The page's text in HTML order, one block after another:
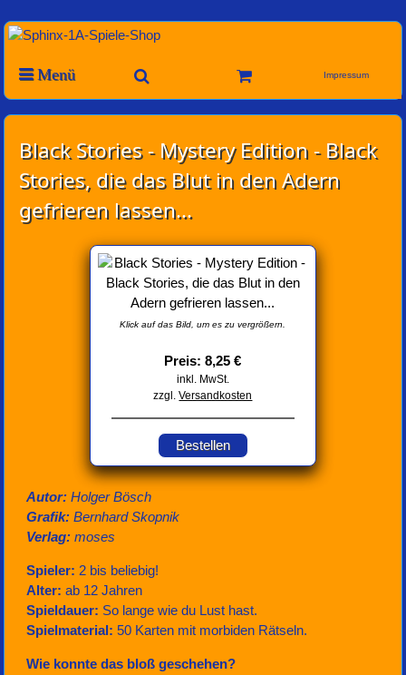
Menü Impressum
Black Stories - Mystery Edition - Black
Stories, die das Blut in den Adern
gefrieren lassen...
Klick auf das Bild, um es zu vergrößern.
Preis: 8,25 €
inkl. MwSt.
zzgl.Versandkosten
Bestellen
Autor: Holger Bösch
Grafik: Bernhard Skopnik
Verlag: moses
Spieler: 2 bis beliebig!
Alter: ab 12 Jahren
Spieldauer: So lange wie du Lust hast.
Spielmaterial: 50 Karten mit morbiden Rätseln.
Wie konnte das bloß geschehen?